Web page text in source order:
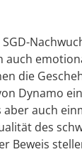
auch
die
Dynamo
aber auch
des
Beweis